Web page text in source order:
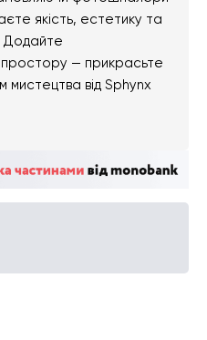
якість, естетику та
Додайте
простору — прикрасьте
мистецтва від Sphynx